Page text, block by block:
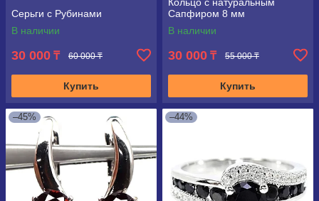
Серьги с Рубинами
В наличии
30 000 ₸ 60 000 ₸
Купить
Кольцо с натуральным
Сапфиром 8 мм
В наличии
30 000 ₸ 55 000 ₸
Купить
–45% –44%